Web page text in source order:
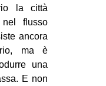
la città
flusso
ancora
ma è
una
E non